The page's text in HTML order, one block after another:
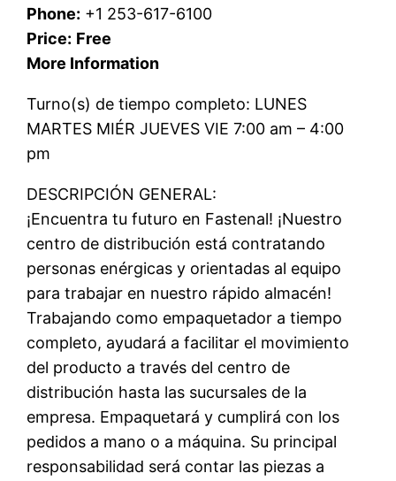
Phone: +1 253-617-6100
Price: Free
More Information
Turno(s) de tiempo completo: LUNES
MARTES MIÉR JUEVES VIE 7:00 am – 4:00
pm
DESCRIPCIÓN GENERAL:
¡Encuentra tu futuro en Fastenal! ¡Nuestro
centro de distribución está contratando
personas enérgicas y orientadas al equipo
para trabajar en nuestro rápido almacén!
Trabajando como empaquetador a tiempo
completo, ayudará a facilitar el movimiento
del producto a través del centro de
distribución hasta las sucursales de la
empresa. Empaquetará y cumplirá con los
pedidos a mano o a máquina. Su principal
responsabilidad será contar las piezas a